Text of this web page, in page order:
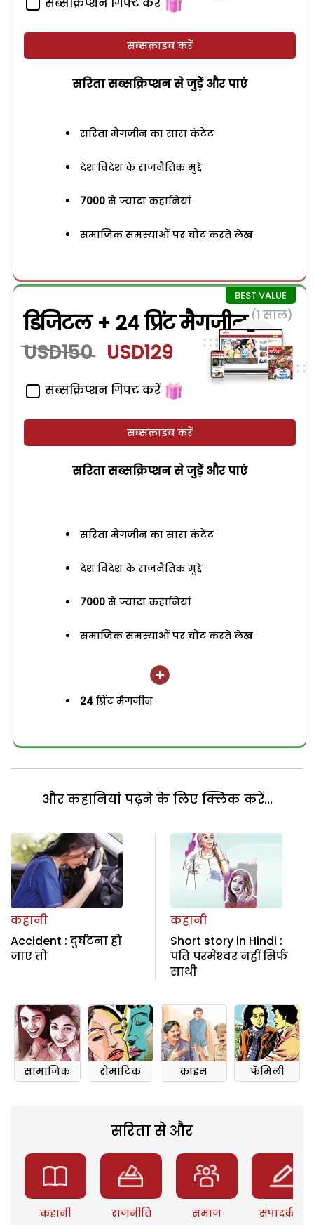
सब्सक्राइब करें
सरिता सब्सक्रिप्शन से जुड़ेें और पाएं
सरिता मैगजीन का सारा कंटेंट
देश विदेश के राजनैतिक मुद्दे
7000 से ज्यादा कहानियां
समाजिक समस्याओं पर चोट करते लेख
डिजिटल + 24 प्रिंट मैगजीन (1 साल)
USD150 USD129
सब्सक्रिप्शन गिफ्ट करें
सब्सक्राइब करें
सरिता सब्सक्रिप्शन से जुड़ेें और पाएं
सरिता मैगजीन का सारा कंटेंट
देश विदेश के राजनैतिक मुद्दे
7000 से ज्यादा कहानियां
समाजिक समस्याओं पर चोट करते लेख
24 प्रिंट मैगजीन
और कहानियां पढ़ने के लिए क्लिक करें...
कहानी
Accident : दुर्घटना हो
जाए तो
कहानी
Short story in Hindi :
पति परमेश्‍वर नहीं सिर्फ
साथी
सामाजिक रोमांटिक क्राइम फॅमिली
सरिता से और
कहानी राजनीति समाज संपादकीय